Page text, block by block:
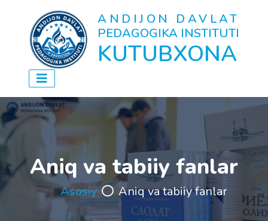
ANDIJON DAVLAT
PEDAGOGIKA INSTITUTI
KUTUBXONA
Aniq va tabiiy fanlar
Asosiy Aniq va tabiiy fanlar